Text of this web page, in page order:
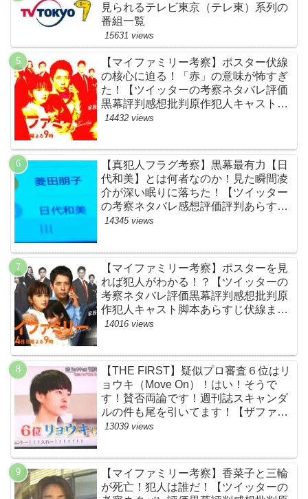
見られるテレビ東京（テレ東）系列の
番組一覧
15631 views
【マイファミリー考察】ポスター伏線
の核心に迫る！「赤」の意味が怖すぎ
た！【ツイッターの考察ネタバレ評価
黒幕評判感想批判原作犯人キャスト脚
本あらすじ伏線まとめ】
14432 views
【真犯人フラグ考察】黒幕最有力【日
代和美】とは何者なのか！見た瞬間凌
介が深い眠りに落ちた！【ツイッター
の考察ネタバレ感想評価評判あらすじ
原作犯人キャスト黒幕伏線まとめ】
14345 views
【マイファミリー考察】ポスターを見
れば犯人がわかる！？【ツイッターの
考察ネタバレ評価黒幕評判感想批判原
作犯人キャスト脚本あらすじ伏線まと
め】
14016 views
【THE FIRST】疑似プロ審査６位はリ
ョウキ（Move On）！はい！そうで
す！賛否両論です！週刊誌スキャンダ
ルの件も尾を引いてます！【ザファー
スト・ネットのネタバレ感想考察まと
13039 views
【マイファミリー考察】香菜子と三輪
が死亡！犯人は誰だ！【ツイッターの